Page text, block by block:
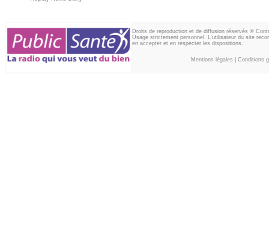
Droits de reproduction et de diffusion réservés ©
Usage strictement personnel. L'utilisateur du site
en accepter et en respecter les dispositions.
Mentions légales Conditions